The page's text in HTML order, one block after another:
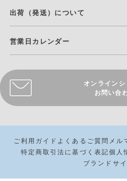
出荷（発送）について
営業日カレンダー
オンライン
お問い合
ご利用ガイド よくあるご質問 メル
特定商取引法に基づく表記個人
ブランドサイ